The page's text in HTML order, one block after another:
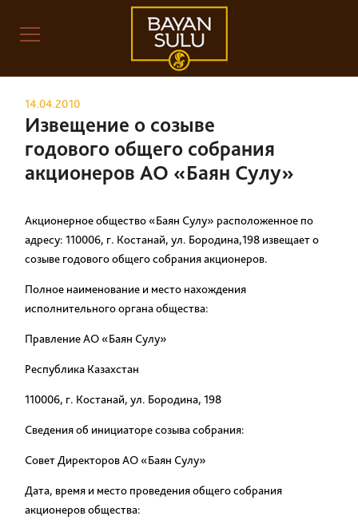
14.04.2010
Извещение о созыве
годового общего собрания
акционеров АО «Баян Сулу»
Акционерное общество «Баян Сулу» расположенное по
адресу: 110006, г. Костанай, ул. Бородина,198 извещает о
созыве годового общего собрания акционеров.
Полное наименование и место нахождения
исполнительного органа общества:
Правление АО «Баян Сулу»
Республика Казахстан
110006, г. Костанай, ул. Бородина, 198
Сведения об инициаторе созыва собрания:
Совет Директоров АО «Баян Сулу»
Дата, время и место проведения общего собрания
акционеров общества: